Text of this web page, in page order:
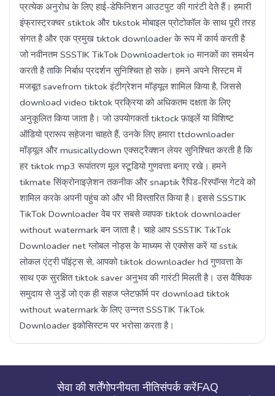
प्रत्येक अनुरोध के लिए हाई-डेफिनिशन आउटपुट की गारंटी देते हैं। हमारी
इंफ्रास्ट्रक्चर stiktok और tikstok मोबाइल प्रोटोकॉल के साथ पूरी तरह
संगत है और एक प्रमुख tiktok downloader के रूप में कार्य करती है
जो नवीनतम SSSTIK TikTok Downloadertok io मानकों का समर्थन
करती है ताकि निर्बाध प्रदर्शन सुनिश्चित हो सके। हमने अपने सिस्टम में
मजबूत savefrom tiktok इंटीग्रेशन मॉड्यूल शामिल किया है, जिससे
download video tiktok प्रक्रिया को अधिकतम दक्षता के लिए
अनुकूलित किया जाता है। जो उपयोगकर्ता tiktock फ़ाइलें या विशिष्ट
ऑडियो प्रारूप सहेजना चाहते हैं, उनके लिए हमारा ttdownloader
मॉड्यूल और musicallydown एक्सट्रैक्शन लेयर सुनिश्चित करती है कि
हर tiktok mp3 रूपांतरण मूल स्टूडियो गुणवत्ता बनाए रखे। हमने
tikmate सिंक्रोनाइज़ेशन तकनीक और snaptik रैपिड-रिस्पॉन्स गेटवे को
शामिल करके अपनी पहुंच को और भी विस्तारित किया है। इससे SSSTIK
TikTok Downloader वेब पर सबसे व्यापक tiktok downloader
without watermark बन जाता है। चाहे आप SSSTIK TikTok
Downloader net ग्लोबल नोड्स के माध्यम से एक्सेस करें या sstik
लोकल एंट्री पॉइंट्स से, आपको tiktok downloader hd गुणवत्ता के
साथ एक सुरक्षित tiktok saver अनुभव की गारंटी मिलती है। उस वैश्विक
समुदाय से जुड़ें जो एक ही सहज प्लेटफ़ॉर्म पर download tiktok
without watermark के लिए उन्नत SSSTIK TikTok
Downloader इकोसिस्टम पर भरोसा करता है।
सेवा की शर्तेंगोपनीयता नीतिसंपर्क करेंFAQ